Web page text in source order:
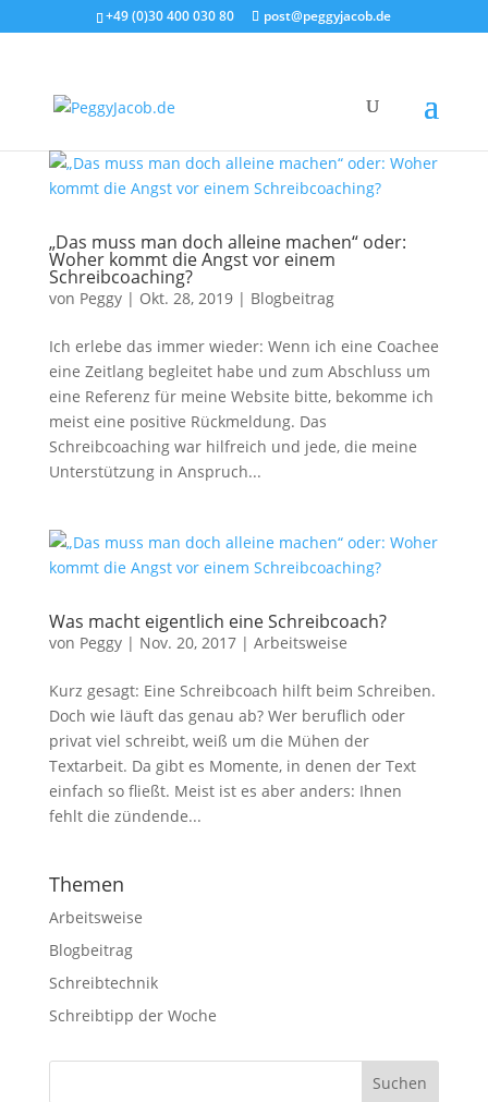
+49 (0)30 400 030 80 post@peggyjacob.de
„Das muss man doch alleine machen“ oder:
Woher kommt die Angst vor einem
Schreibcoaching?
von Peggy| Okt. 28, 2019| Blogbeitrag
Ich erlebe das immer wieder: Wenn ich eine Coachee
eine Zeitlang begleitet habe und zum Abschluss um
eine Referenz für meine Website bitte, bekomme ich
meist eine positive Rückmeldung. Das
Schreibcoaching war hilfreich und jede, die meine
Unterstützung in Anspruch...
Was macht eigentlich eine Schreibcoach?
von Peggy| Nov. 20, 2017| Arbeitsweise
Kurz gesagt: Eine Schreibcoach hilft beim Schreiben.
Doch wie läuft das genau ab? Wer beruflich oder
privat viel schreibt, weiß um die Mühen der
Textarbeit. Da gibt es Momente, in denen der Text
einfach so fließt. Meist ist es aber anders: Ihnen
fehlt die zündende...
Themen
Arbeitsweise
Blogbeitrag
Schreibtechnik
Schreibtipp der Woche
notwendig
Diese
Cookies
sind
optional, sie
werden
Funktion
benötigt.
Statistiken
Diese Cookies